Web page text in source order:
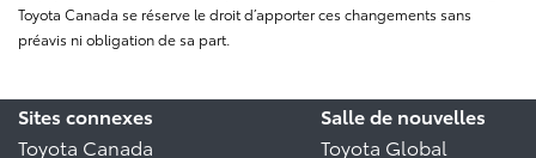
Toyota Canada se réserve le droit d’apporter ces changements sans
préavis ni obligation de sa part.
Sites connexes
Toyota Canada
Salle de nouvelles
Toyota Global